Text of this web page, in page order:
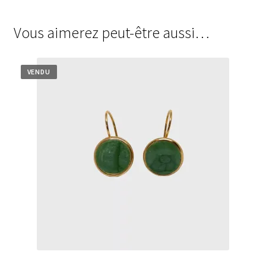
Vous aimerez peut-être aussi…
VENDU